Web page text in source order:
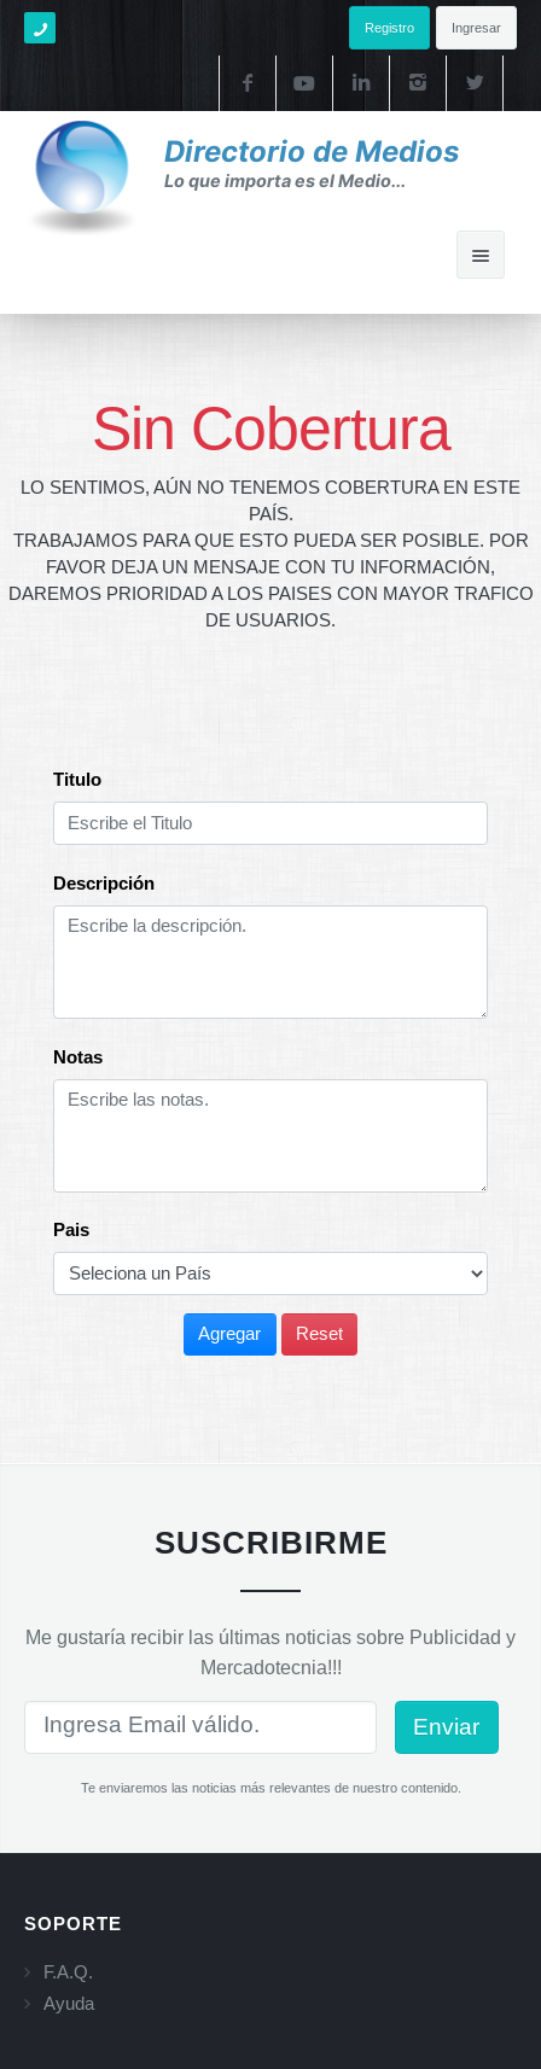
Registro Ingresar
Directorio de Medios
Lo que importa es el Medio...
Sin Cobertura
LO SENTIMOS, AÚN NO TENEMOS COBERTURA EN ESTE
PAÍS.
TRABAJAMOS PARA QUE ESTO PUEDA SER POSIBLE. POR
FAVOR DEJA UN MENSAJE CON TU INFORMACIÓN,
DAREMOS PRIORIDAD A LOS PAISES CON MAYOR TRAFICO
DE USUARIOS.
Titulo
Descripción
Notas
Pais
Agregar Reset
SUSCRIBIRME
Me gustaría recibir las últimas noticias sobre Publicidad y
Mercadotecnia!!!
Enviar
Te enviaremos las noticias más relevantes de nuestro contenido.
SOPORTE
F.A.Q.
Ayuda